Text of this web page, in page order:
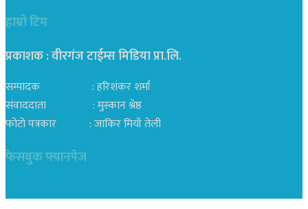
हाम्रो टिम
प्रकाशक : वीरगंज टाईम्स मिडिया प्रा‍.लि.
सम्पादक : हरिशंकर शर्मा
संवाददाता : मुस्कान श्रेष्ठ
फोटो पत्रकार : जाकिर मियाँ तेली
फेसबुक फ्यानपेज